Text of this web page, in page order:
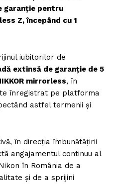
garanție pentru
Z, începând cu 1
iubitorilor de
extinsă de garanție de 5
mirrorless, în
înregistrat pe platforma
astfel termenii și
în direcția îmbunătățirii
angajamentul continuu al
în România de a
și de a sprijini